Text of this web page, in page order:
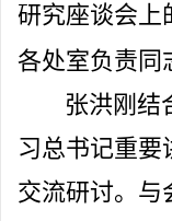
研究座谈会上
各处室负责同
张洪刚结
习总书记重要
交流研讨。与